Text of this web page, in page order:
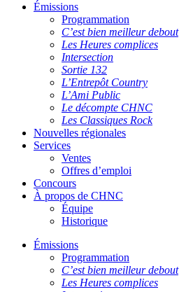
Émissions
Programmation
C’est bien meilleur debout
Les Heures complices
Intersection
Sortie 132
L’Entrepôt Country
L’Ami Public
Le décompte CHNC
Les Classiques Rock
Nouvelles régionales
Services
Ventes
Offres d’emploi
Concours
À propos de CHNC
Équipe
Historique
Émissions
Programmation
C’est bien meilleur debout
Les Heures complices